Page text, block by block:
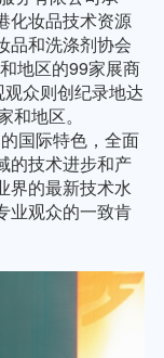
化妆品技术资源
品和洗涤剂协会
地区的99家展商
众则创纪录地达
和地区。
的国际特色，全面
的技术进步和产
界的最新技术水
业观众的一致肯